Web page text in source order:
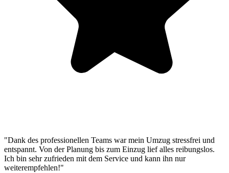
"Dank des professionellen Teams war mein Umzug stressfrei und
entspannt. Von der Planung bis zum Einzug lief alles reibungslos.
Ich bin sehr zufrieden mit dem Service und kann ihn nur
weiterempfehlen!"